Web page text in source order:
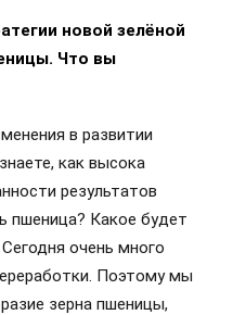
новой зелёной
Что вы
в развитии
как высока
результатов
пшеница? Какое будет
очень много
Поэтому мы
зерна пшеницы,